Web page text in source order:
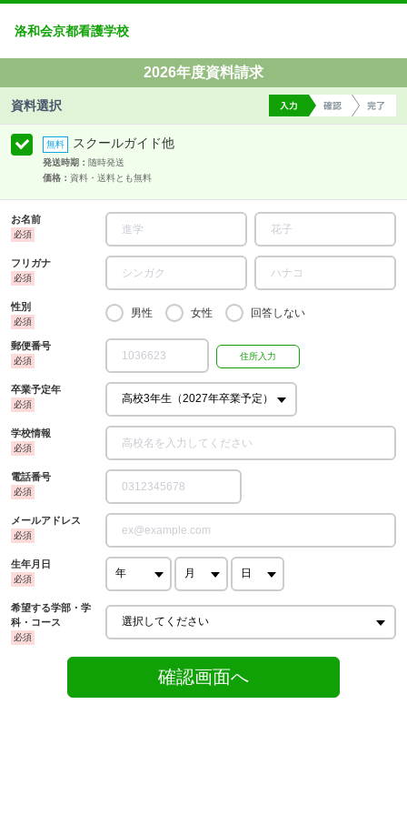
洛和会京都看護学校
2026年度資料請求
資料選択
スクールガイド他
発送時期： 随時発送
価格： 資料・送料とも無料
お名前
フリガナ
性別 男性 女性 回答しない
郵便番号
卒業予定年
学校情報
電話番号
メールアドレス
生年月日
希望する学部・学
科・コース
確認画面へ